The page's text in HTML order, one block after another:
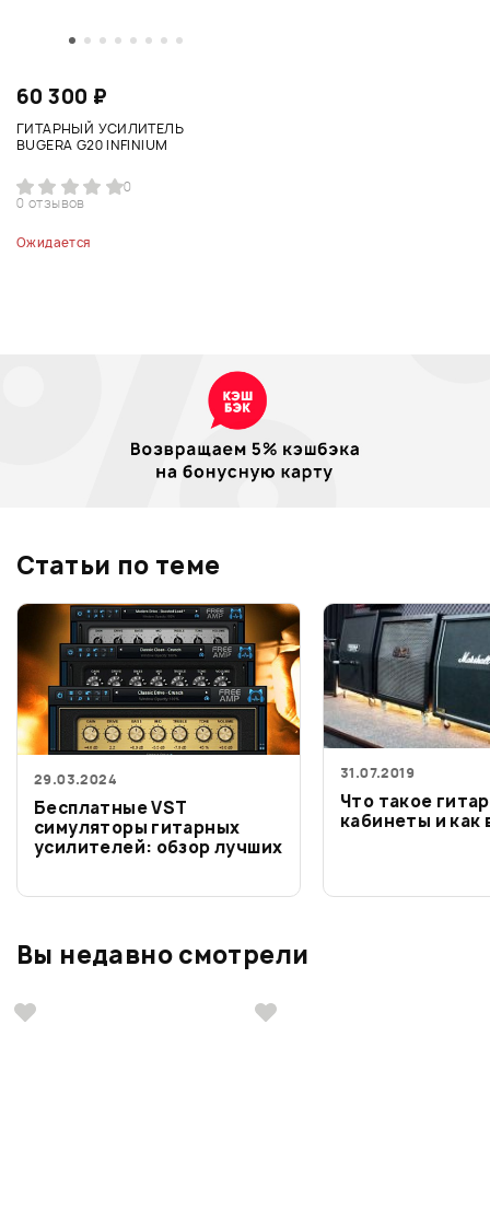
60 300 ₽
ГИТАРНЫЙ УСИЛИТЕЛЬ
BUGERA G20 INFINIUM
0
0 отзывов
Ожидается
Статьи по теме
29.03.2024
Бесплатные VST
симуляторы гитарных
усилителей: обзор лучших
31.07.2019
Что такое
кабинеты и как
Вы недавно смотрели